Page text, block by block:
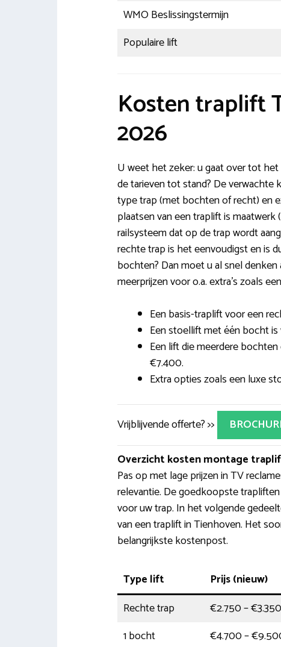
WMO Beslissingstermijn
Populaire lift
Kosten traplift
2026
U weet het zeker: u gaat over tot
de tarieven tot stand? De verwachte
type trap (met bochten of recht) en
plaatsen van een traplift is
railsysteem dat op de trap wordt
rechte trap is het eenvoudigst en is
bochten? Dan moet u al snel
meerprijzen voor o.a. extra’s zoals
Een basis-traplift voor een
Een stoellift met één bocht
Een lift die meerdere
€7.400.
Extra opties zoals een luxe
Vrijblijvende offerte? >>
Overzicht kosten montage
Pas op met lage prijzen in TV
relevantie. De goedkoopste
voor uw trap. In het volgende
van een traplift in Tienhoven. Het
belangrijkste kostenpost.
Type lift Prijs (nieuw)
Rechte trap
€2.750 – €3.350
1 bocht
€4.700 –